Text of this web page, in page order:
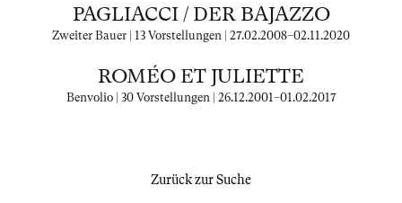
PAGLIACCI / DER BAJAZZO
Zweiter Bauer | 13 Vorstellungen | 27.02.2008–02.11.2020
ROMÉO ET JULIETTE
Benvolio | 30 Vorstellungen | 26.12.2001–01.02.2017
Zurück zur Suche